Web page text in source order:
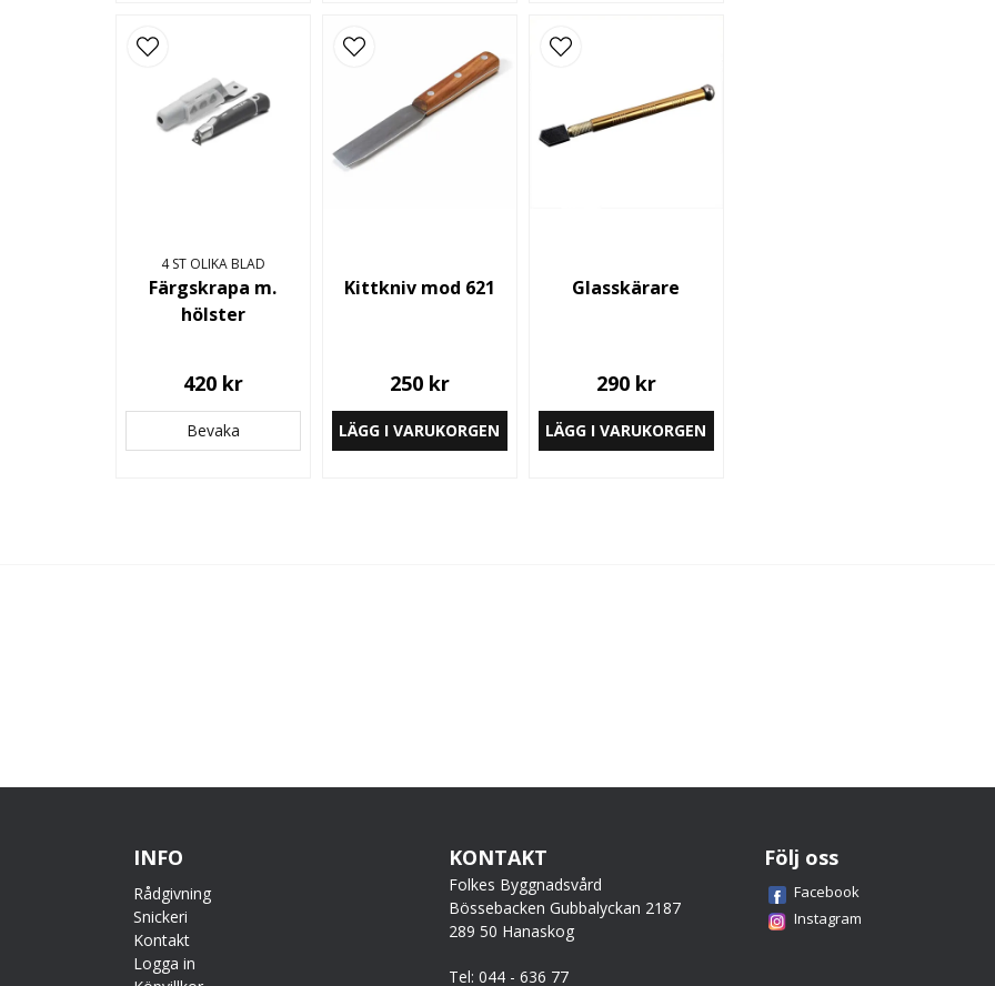
4 ST OLIKA BLAD
Färgskrapa m.
hölster
420 kr
Bevaka
Kittkniv mod 621
250 kr
LÄGG I VARUKORGEN
Glasskärare
290 kr
LÄGG I VARUKORGEN
INFO
Rådgivning
Snickeri
Kontakt
Logga in
KONTAKT
Folkes Byggnadsvård
Bössebacken Gubbalyckan 2187
289 50 Hanaskog
Tel: 044 - 636 77
Följ oss
Facebook
Instagram